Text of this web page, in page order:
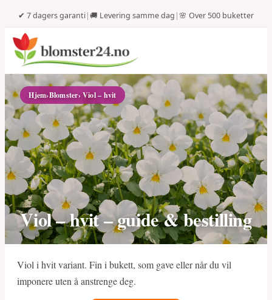
✔ 7 dagers garanti|🚚 Levering samme dag |🌸 Over 500 buketter
Hjem›Blomster› Viol – hvit
Viol – hvit – guide & bestilling
Viol i hvit variant. Fin i bukett, som gave eller når du vil
imponere uten å anstrenge deg.